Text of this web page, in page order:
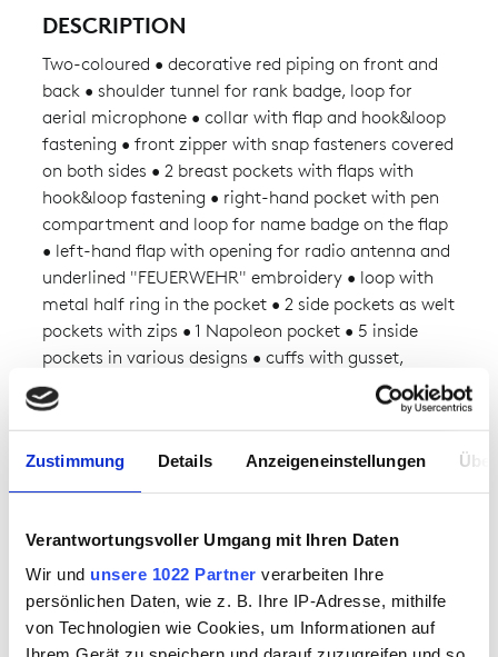
Zustimmung Details Anzeigeneinstellungen
Verantwortungsvoller Umgang mit Ihren Daten
Wir und unsere 1022 Partner verarbeiten Ihre
persönlichen Daten, wie z. B. Ihre IP-Adresse, mithilfe
von Technologien wie Cookies, um Informationen auf
DESCRIPTION
Two-coloured • decorative red piping on front and
back • shoulder tunnel for rank badge, loop for
aerial microphone • collar with flap and hook&loop
fastening • front zipper with snap fasteners covered
on both sides • 2 breast pockets with flaps with
hook&loop fastening • right-hand pocket with pen
compartment and loop for name badge on the flap
• left-hand flap with opening for radio antenna and
underlined "FEUERWEHR" embroidery • loop with
metal half ring in the pocket • 2 side pockets as welt
pockets with zips • 1 Napoleon pocket • 5 inside
pockets in various designs • cuffs with gusset,
adjustable via covered snap fastener • hem
elasticated on the side • back with "Feuerwehr"
patch • flame-retardant cotton lining.
Fire brigades
Station Uniform for Firefighters
AVAILABILITY